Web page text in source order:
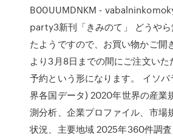
B00UUMDNKM -
party3新刊「きみのて」 どうや
たようですので、お買い物かご開
より3月8日までの間にご注文いた
予約という形になります。 イソ
界各国データ) 2020年世界の産業
測分析、企業プロファイル、市場
状況、主要地域 2025年360件調査